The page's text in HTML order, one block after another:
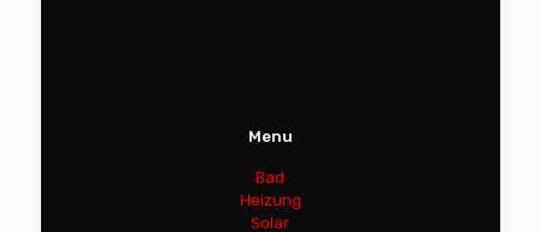
Menu
Bad
Heizung
Solar